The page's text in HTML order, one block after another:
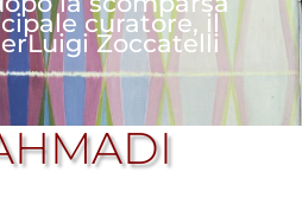
curatore, il
Zoccatelli